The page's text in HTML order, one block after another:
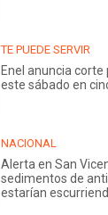
TE PUEDE SERVIR
Enel anuncia
este sábado en
NACIONAL
Alerta en San
sedimentos de
estarían